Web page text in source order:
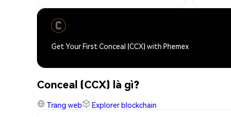
Get Your First Conceal (CCX) with Phemex
Conceal (CCX) là gì?
Trang web Explorer blockchain